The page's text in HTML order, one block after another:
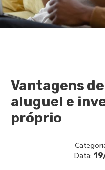
Vantagens
aluguel e
próprio
Data: